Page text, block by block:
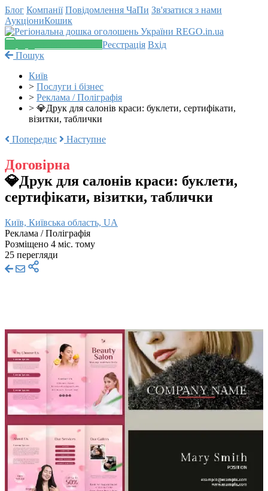
Блог Компанії Повідомлення ЧаПи Зв'язатися з нами
АукціониКошик
Реєстрація Вхід
Пошук
Київ
> Послуги і бізнес
> Реклама / Поліграфія
> 💎Друк для салонів краси: буклети, сертифікати,
візитки, таблички
Попереднє
Наступне
Договірна
💎Друк для салонів краси: буклети,
сертифікати, візитки, таблички
Київ, Київська область, UA
Реклама / Поліграфія
Розміщено 4 міс. тому
25 перегляди